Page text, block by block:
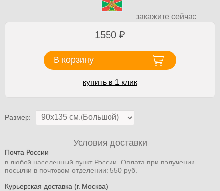
закажите сейчас
1550 ₽
В корзину
купить в 1 клик
Размер:
Условия доставки
Почта России
в любой населенный пункт России. Оплата при получении
посылки в почтовом отделении: 550 руб.
Курьерская доставка (г. Москва)